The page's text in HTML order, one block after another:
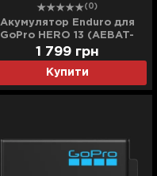
(0)
Акумулятор Enduro для
GoPro HERO 13 (AEBAT-
001)
Купити
1 799 грн